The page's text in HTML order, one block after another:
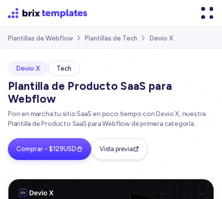
Plantillas de Webflow  Plantillas de Tech  Devio X
Devio X Tech
Plantilla de Producto SaaS para
Webflow
Pon en marcha tu sitio SaaS en poco tiempo con Devio X, nuestra
Plantilla de Producto SaaS para Webflow de primera categoría.
Comprar - $129USD Vista previa